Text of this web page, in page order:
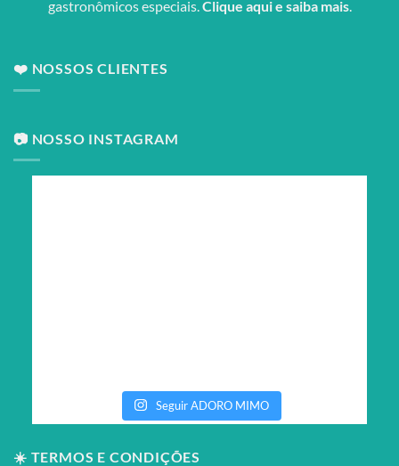
gastronômicos especiais.Clique aqui e saiba mais.
❤️ NOSSOS CLIENTES
📷 NOSSO INSTAGRAM
Seguir ADORO MIMO
☀️ TERMOS E CONDIÇÕES